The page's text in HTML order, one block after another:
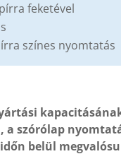
feketével
színes nyomtatás
a szórólap
belül